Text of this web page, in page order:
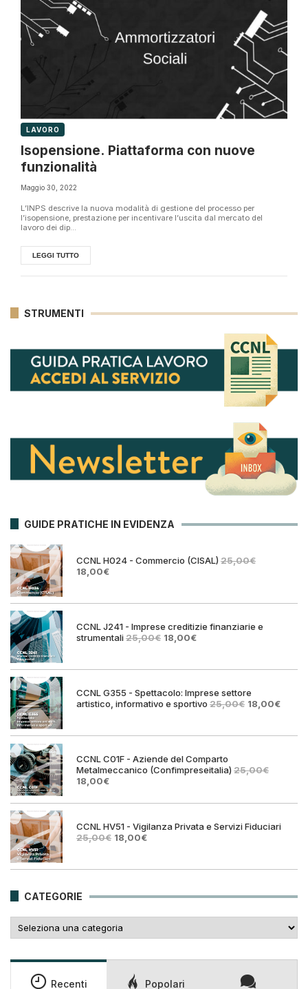
LAVORO
Isopensione. Piattaforma con nuove
funzionalità
Maggio 30, 2022
L’INPS descrive la nuova modalità di gestione del processo per
l’isopensione, prestazione per incentivare l’uscita dal mercato del
lavoro dei dip...
LEGGI TUTTO
STRUMENTI
GUIDE PRATICHE IN EVIDENZA
CCNL H024 - Commercio (CISAL) 25,00€
Il
era:
18,00€Il
è:
CCNL J241 - Imprese creditizie finanziarie e
strumentali25,00€ Il
era:
18,00€Il
è:
CCNL G355 - Spettacolo: Imprese settore
artistico, informativo e sportivo 25,00€ Il
era:
18,00€Il
è:
CCNL C01F - Aziende del Comparto
Metalmeccanico (Confimpreseitalia) 25,00€
Il
originale
25,00€.
18,00€Il
attuale
18,00€.
CCNL HV51 - Vigilanza Privata e Servizi Fiduciari
25,00€ Il
era:
18,00€Il
è:
CATEGORIE
Recenti Popolari